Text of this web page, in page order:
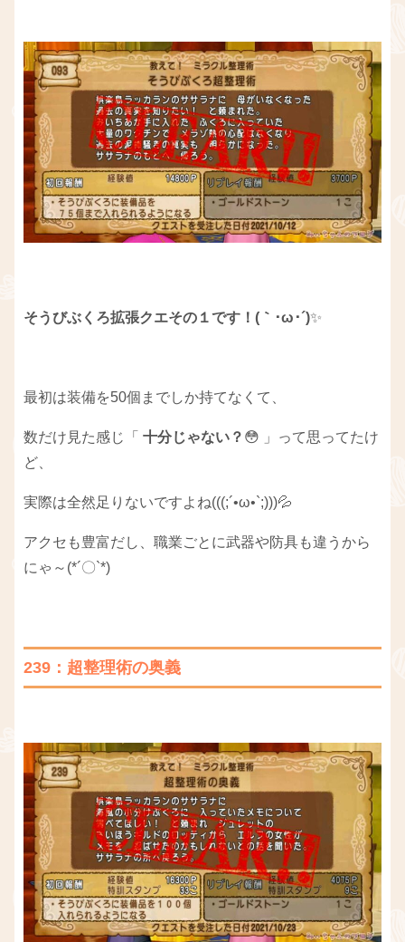
そうびぶくろ拡張クエその１です！(｀･ω･´)✨
最初は装備を50個までしか持てなくて、
数だけ見た感じ「 十分じゃない？ 😳 」って思ってたけ
ど、
実際は全然足りないですよね(((;´•ω•`;)))💦
アクセも豊富だし、職業ごとに武器や防具も違うから
にゃ～(*´〇`*)
239：超整理術の奥義